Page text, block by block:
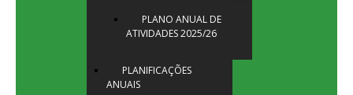
PLANO ANUAL DE
ATIVIDADES 2025/26
PLANIFICAÇÕES
ANUAIS